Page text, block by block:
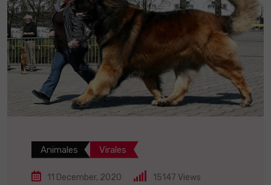
Animales Virales
11 December, 2020 15147 Views